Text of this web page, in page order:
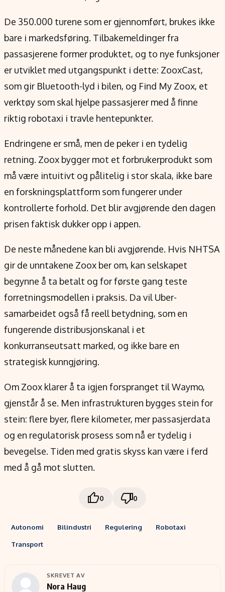
De 350.000 turene som er gjennomført, brukes ikke
bare i markedsføring. Tilbakemeldinger fra
passasjerene former produktet, og to nye funksjoner
er utviklet med utgangspunkt i dette: ZooxCast,
som gir Bluetooth-lyd i bilen, og Find My Zoox, et
verktøy som skal hjelpe passasjerer med å finne
riktig robotaxi i travle hentepunkter.
Endringene er små, men de peker i en tydelig
retning. Zoox bygger mot et forbrukerprodukt som
må være intuitivt og pålitelig i stor skala, ikke bare
en forskningsplattform som fungerer under
kontrollerte forhold. Det blir avgjørende den dagen
prisen faktisk dukker opp i appen.
De neste månedene kan bli avgjørende. Hvis NHTSA
gir de unntakene Zoox ber om, kan selskapet
begynne å ta betalt og for første gang teste
forretningsmodellen i praksis. Da vil Uber-
samarbeidet også få reell betydning, som en
fungerende distribusjonskanal i et
konkurranseutsatt marked, og ikke bare en
strategisk kunngjøring.
Om Zoox klarer å ta igjen forspranget til Waymo,
gjenstår å se. Men infrastrukturen bygges stein for
stein: flere byer, flere kilometer, mer passasjerdata
og en regulatorisk prosess som nå er tydelig i
bevegelse. Tiden med gratis skyss kan være i ferd
med å gå mot slutten.
0 0
Autonomi Bilindustri Regulering
Robotaxi
Transport
SKREVET AV
Nora Haug